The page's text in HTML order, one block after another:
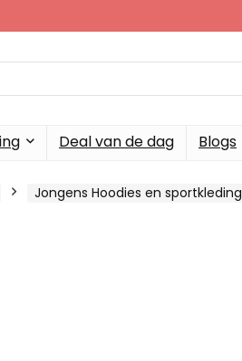
Deal van de dag Blogs
Jongens Hoodies en sportkleding